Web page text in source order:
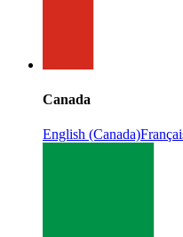
Canada
English (Canada)